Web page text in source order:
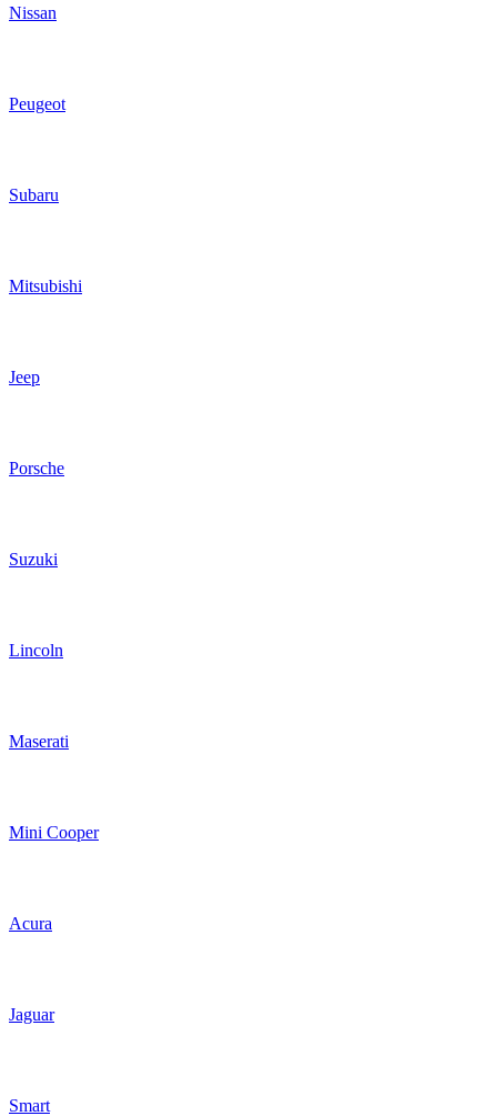
Nissan
Peugeot
Subaru
Mitsubishi
Jeep
Porsche
Suzuki
Lincoln
Maserati
Mini Cooper
Acura
Jaguar
Smart